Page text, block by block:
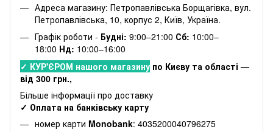
Адреса магазину: Петропавлівська Борщагівка, вул.
Петропавлівська, 10, корпус 2, Київ, Україна.
Графік роботи - Будні: 9:00–21:00 Сб: 10:00–
18:00 Нд: 10:00–16:00
✓ КУР'ЄРОМ нашого магазину по Києву та області —
від 300 грн.,
Більше інформації про доставку
✓ Оплата на банківську карту
номер карти Monobank: 4035200040796275